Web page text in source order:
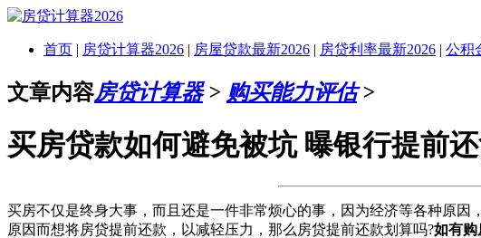
首页 | 房贷计算器2026 | 房屋贷款最新2026 | 房贷利率最新2026 | 公积
文章内容房贷计算器> 购买能力评估>
买房贷款如何避免被坑 曝银行提前还
买房不仅是终身大事，而且还是一件非常烦心的事，因为经济等各种原
原因而想将房贷提前还款，以减轻压力，那么房贷提前还款划算吗?如有购